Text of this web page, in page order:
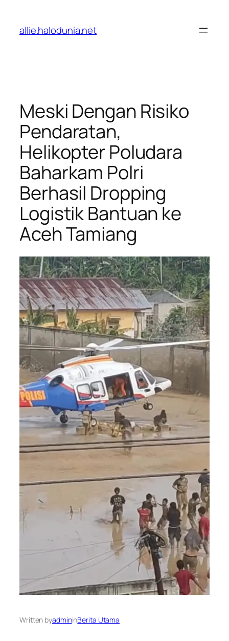
konten
allie.halodunia.net
Meski Dengan Risiko
Pendaratan,
Helikopter Poludara
Baharkam Polri
Berhasil Dropping
Logistik Bantuan ke
Aceh Tamiang
Written byadmininBerita Utama